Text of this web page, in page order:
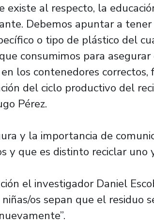
existe al respecto, la
Debemos apuntar a tener
o tipo de plástico del
consumimos para
los contenedores correctos,
del ciclo productivo del
Pérez.
y la importancia de
y que es distinto reciclar uno
el investigador Daniel
os sepan que el residuo